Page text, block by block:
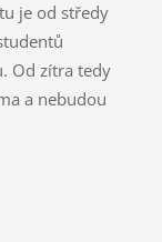
je od středy
Od zítra tedy
a nebudou